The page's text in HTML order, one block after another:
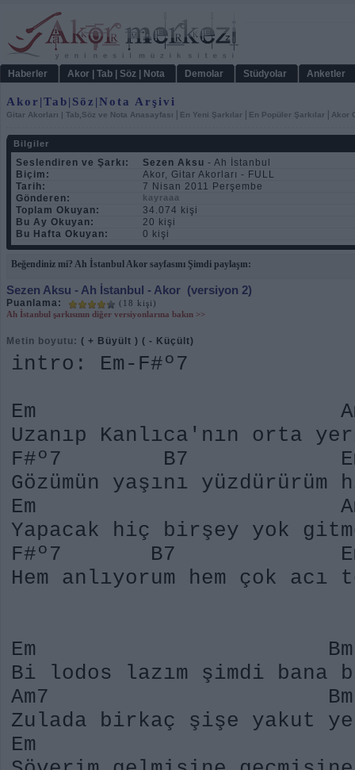
Haberler Akor | Tab | Söz | Nota Demolar Stüdyolar Anketler
Akor|Tab|Söz|Nota Arşivi
Gitar Akorları | Tab,Söz ve Nota Anasayfası En Yeni Şarkılar En Popüler Şarkılar Akor
Bilgiler
Seslendiren ve Şarkı: Sezen Aksu - Ah İstanbul
Biçim:
Akor, Gitar Akorları - FULL
Tarih:
7 Nisan 2011 Perşembe
Gönderen:
kayraaa
Toplam Okuyan:
34.074 kişi
Bu Ay Okuyan:
20 kişi
Bu Hafta Okuyan:
0 kişi
Beğendiniz mi? Ah İstanbul Akor sayfasını Şimdi paylaşın:
Sezen Aksu - Ah İstanbul - Akor (versiyon 2)
Puanlama:
(18 kişi)
Ah İstanbul şarkısının diğer versiyonlarına bakın >>
Metin boyutu: ( + Büyült ) ( - Küçült)
intro: Em-F#º7
Em Am7
Uzanıp Kanlıca'nın orta
F#º7 B7 Em
Gözümün yaşını
Em Am7
Yapacak hiç birşey yok
F#º7 B7 Em
Hem anlıyorum hem çok
Em
Bi lodos lazım şimdi
Am7
Zulada birkaç şişe yakut
Em